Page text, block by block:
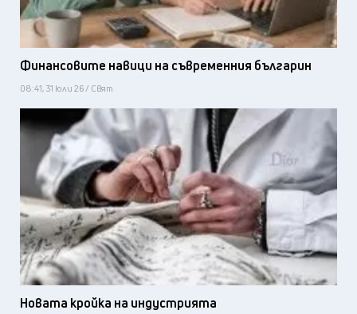
Финансовите навици на съвременния българин
08:41, 31 юли 26 / Свят
Новата кройка на индустрията